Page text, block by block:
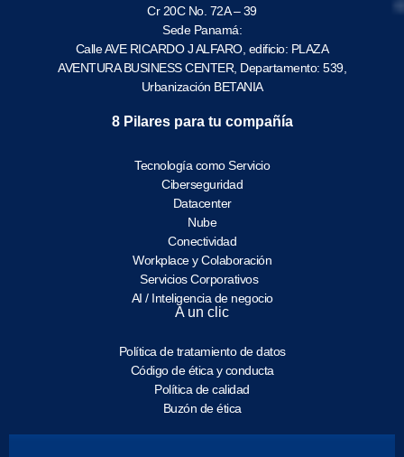
Cr 20C No. 72A – 39
Sede Panamá:
Calle AVE RICARDO J ALFARO, edificio: PLAZA
AVENTURA BUSINESS CENTER, Departamento: 539,
Urbanización BETANIA
8 Pilares para tu compañía
Tecnología como Servicio
Ciberseguridad
Datacenter
Nube
Conectividad
Workplace y Colaboración
Servicios Corporativos
AI / Inteligencia de negocio
A un clic
Política de tratamiento de datos
Código de ética y conducta
Política de calidad
Buzón de ética